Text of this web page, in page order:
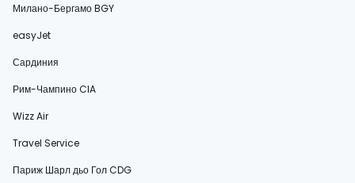
Милано-Бергамо BGY
easyJet
Сардиния
Рим-Чампино CIA
Wizz Air
Travel Service
Париж Шарл дьо Гол CDG